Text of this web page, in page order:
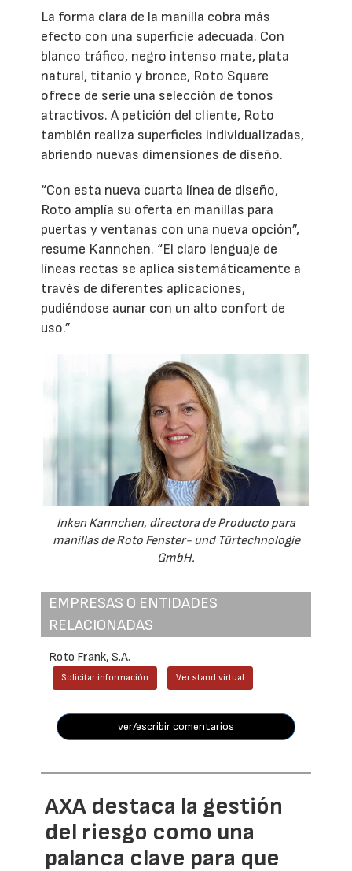
La forma clara de la manilla cobra más
efecto con una superficie adecuada. Con
blanco tráfico, negro intenso mate, plata
natural, titanio y bronce, Roto Square
ofrece de serie una selección de tonos
atractivos. A petición del cliente, Roto
también realiza superficies individualizadas,
abriendo nuevas dimensiones de diseño.
“Con esta nueva cuarta línea de diseño,
Roto amplía su oferta en manillas para
puertas y ventanas con una nueva opción”,
resume Kannchen. “El claro lenguaje de
líneas rectas se aplica sistemáticamente a
través de diferentes aplicaciones,
pudiéndose aunar con un alto confort de
uso.”
Inken Kannchen, directora de Producto para
manillas de Roto Fenster- und Türtechnologie
GmbH.
EMPRESAS O ENTIDADES
RELACIONADAS
Roto Frank, S.A.
Solicitar información Ver stand virtual
ver/escribir comentarios
AXA destaca la gestión
del riesgo como una
palanca clave para que